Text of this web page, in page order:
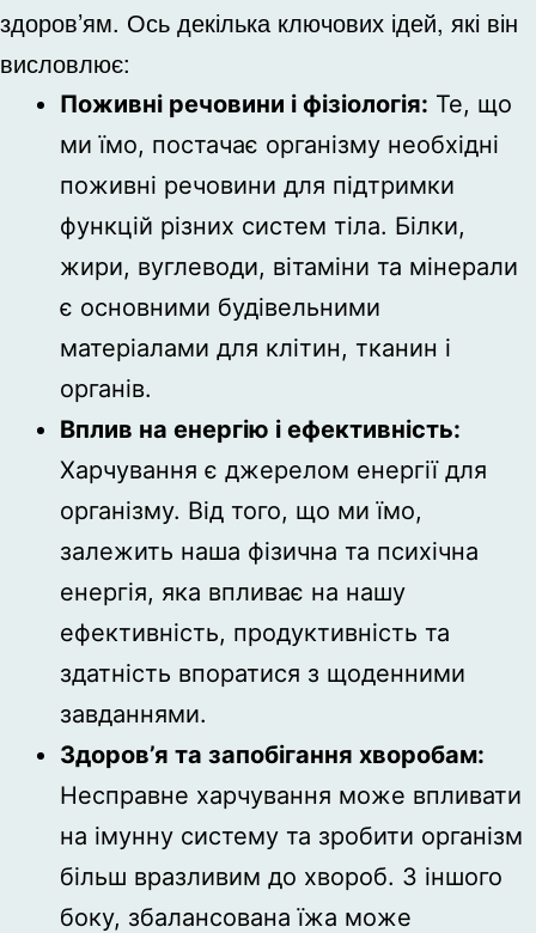
здоров’ям. Ось декілька ключових ідей, які він
висловлює:
Поживні речовини і фізіологія: Те, що
ми їмо, постачає організму необхідні
поживні речовини для підтримки
функцій різних систем тіла. Білки,
жири, вуглеводи, вітаміни та мінерали
є основними будівельними
матеріалами для клітин, тканин і
органів.
Вплив на енергію і ефективність:
Харчування є джерелом енергії для
організму. Від того, що ми їмо,
залежить наша фізична та психічна
енергія, яка впливає на нашу
ефективність, продуктивність та
здатність впоратися з щоденними
завданнями.
Здоров’я та запобігання хворобам:
Несправне харчування може впливати
на імунну систему та зробити організм
більш вразливим до хвороб. З іншого
боку, збалансована їжа може